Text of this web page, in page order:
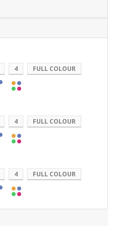
4 FULL COLOUR
4 FULL COLOUR
4 FULL COLOUR